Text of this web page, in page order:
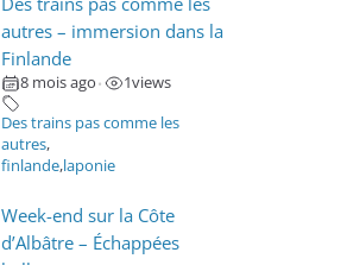
autres – immersion dans la
Finlande
8 mois ago • 1views
Des trains pas comme les
autres,
finlande,laponie
Week-end sur la Côte
d’Albâtre – Échappées